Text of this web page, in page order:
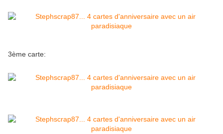
3ème carte: